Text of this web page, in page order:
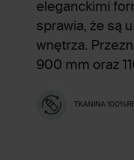
eleganckimi
sprawia, że są
wnętrza.
900 mm oraz
TKANINA